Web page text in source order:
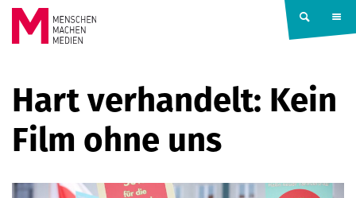
Springe zum Inhalt
MACHEN
MEDIEN
Hart verhandelt: Kein
Film ohne uns